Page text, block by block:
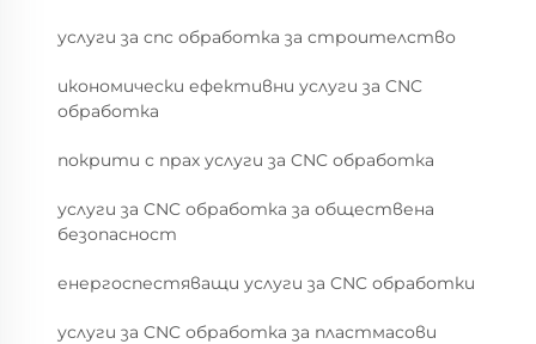
услуги за cnc обработка за строителство
икономически ефективни услуги за CNC
обработка
покрити с прах услуги за CNC обработка
услуги за CNC обработка за обществена
безопасност
енергоспестяващи услуги за CNC обработки
услуги за CNC обработка за пластмасови